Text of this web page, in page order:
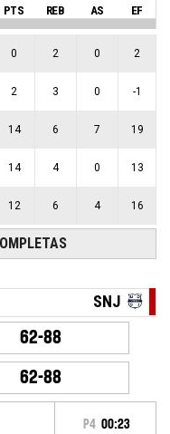
PTS REB AS EF
0 2 0 2
2 3 0 -1
14 6 7 19
14 4 0 13
12 6 4 16
SNJ
62-88
62-88
P4 00:23